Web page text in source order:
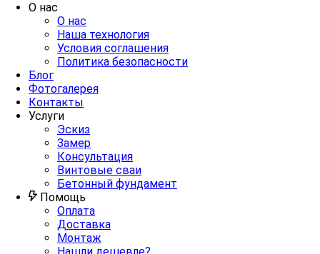
О нас
О нас
Наша технология
Условия соглашения
Политика безопасности
Блог
Фотогалерея
Контакты
Услуги
Эскиз
Замер
Консультация
Винтовые сваи
Бетонный фундамент
Помощь
Оплата
Доставка
Монтаж